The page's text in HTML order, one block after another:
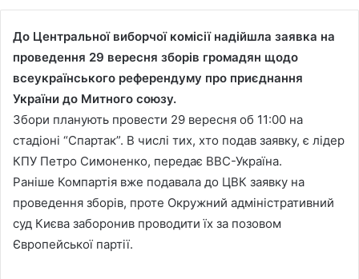
До Центральної виборчої комісії надійшла заявка на
проведення 29 вересня зборів громадян щодо
всеукраїнського референдуму про приєднання
України до Митного союзу.
Збори планують провести 29 вересня об 11:00 на
стадіоні “Спартак”. В числі тих, хто подав заявку, є лідер
КПУ Петро Симоненко, передає ВВС-Україна.
Раніше Компартія вже подавала до ЦВК заявку на
проведення зборів, проте Окружний адміністративний
суд Києва заборонив проводити їх за позовом
Європейської партії.